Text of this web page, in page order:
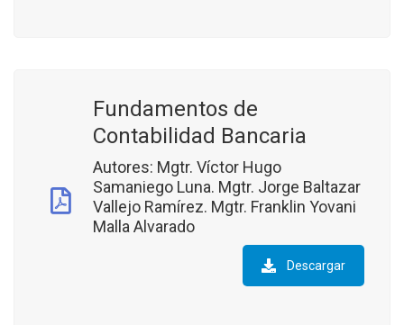
Fundamentos de
Contabilidad Bancaria
Autores: Mgtr. Víctor Hugo
Samaniego Luna. Mgtr. Jorge Baltazar
Vallejo Ramírez. Mgtr. Franklin Yovani
Malla Alvarado
Descargar